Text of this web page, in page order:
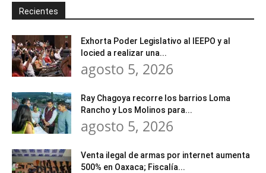
Recientes
Exhorta Poder Legislativo al IEEPO y al
Iocied a realizar una...
agosto 5, 2026
Ray Chagoya recorre los barrios Loma
Rancho y Los Molinos para...
agosto 5, 2026
Venta ilegal de armas por internet aumenta
500% en Oaxaca; Fiscalía...